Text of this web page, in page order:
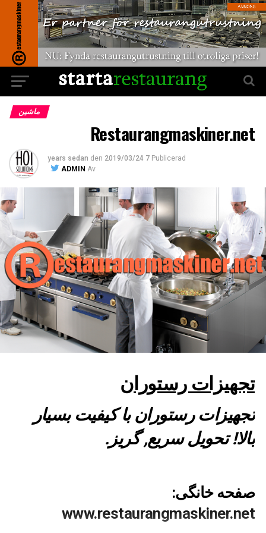
ماشین
Restaurangmaskiner.net
Publicerad
7 years sedan
den 2019/03/24
Av
ADMIN
تجهیزات رستوران
تجهیزات رستوران با کیفیت بسیار
بالا! تحویل سریع, گریز.
صفحه خانگی:
www.restaurangmaskiner.net